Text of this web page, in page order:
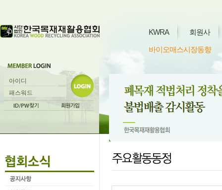
KWRA 회원사
바이오매스시장동향